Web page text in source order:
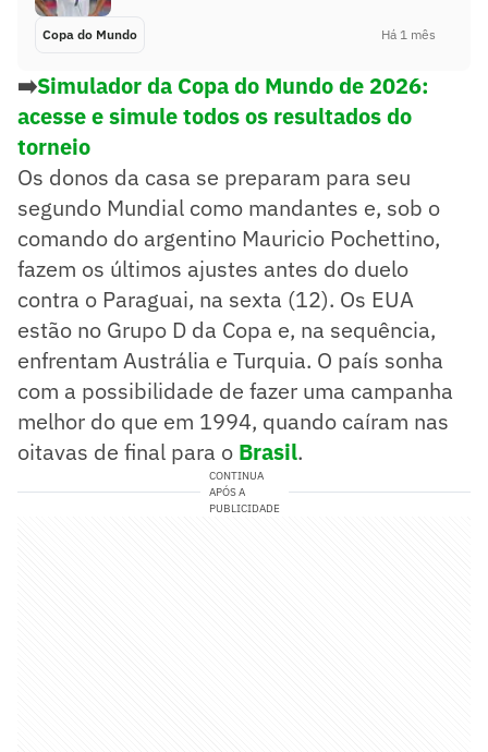
Copa do Mundo Há 1 mês
➡️Simulador da Copa do Mundo de 2026:
acesse e simule todos os resultados do
torneio
Os donos da casa se preparam para seu
segundo Mundial como mandantes e, sob o
comando do argentino Mauricio Pochettino,
fazem os últimos ajustes antes do duelo
contra o Paraguai, na sexta (12). Os EUA
estão no Grupo D da Copa e, na sequência,
enfrentam Austrália e Turquia. O país sonha
com a possibilidade de fazer uma campanha
melhor do que em 1994, quando caíram nas
oitavas de final para o Brasil.
CONTINUA
APÓS A
PUBLICIDADE